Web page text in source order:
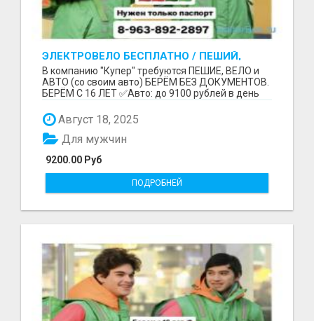
ЭЛЕКТРОВЕЛО БЕСПЛАТНО / ПЕШИЙ,
ВЕЛО, АВТО / БЕРЕМ БЕЗ ДОКУМЕНТОВ /
ЛЮБОЙ РАЙОН / С 16 ЛЕТ
В компанию "Купер" требуются ПЕШИЕ, ВЕЛО и
АВТО (со своим авто) БЕРЁМ БЕЗ ДОКУМЕНТОВ.
БЕРЁМ С 16 ЛЕТ ✅Авто: до 9100 рублей в день
Август 18, 2025
9200.00 Руб
Для мужчин
ПОДРОБНЕЙ